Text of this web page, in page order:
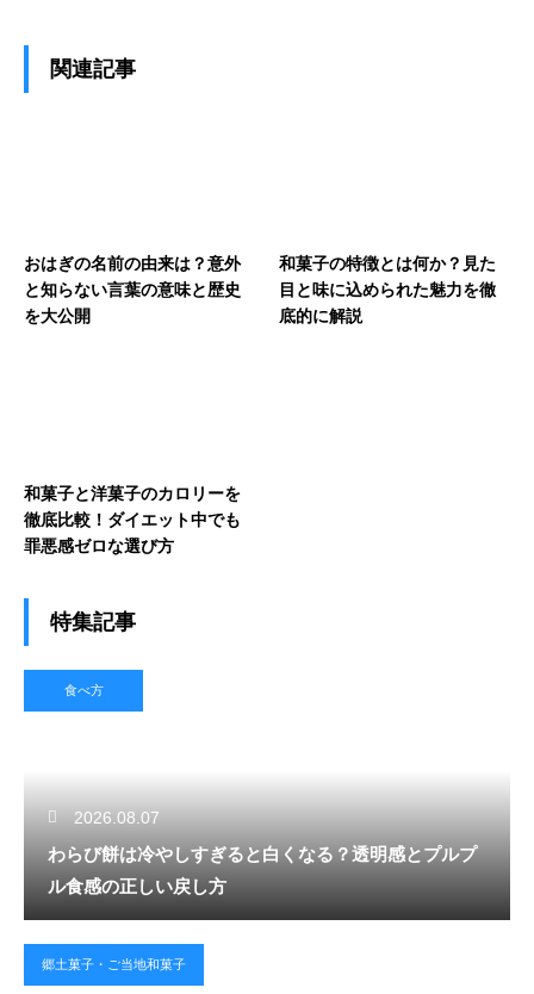
関連記事
おはぎの名前の由来は？意外
と知らない言葉の意味と歴史
を大公開
和菓子の特徴とは何か？見た
目と味に込められた魅力を徹
底的に解説
和菓子と洋菓子のカロリーを
徹底比較！ダイエット中でも
罪悪感ゼロな選び方
特集記事
食べ方
2026.08.07
わらび餅は冷やしすぎると白くなる？透明感とプルプ
ル食感の正しい戻し方
郷土菓子・ご当地和菓子